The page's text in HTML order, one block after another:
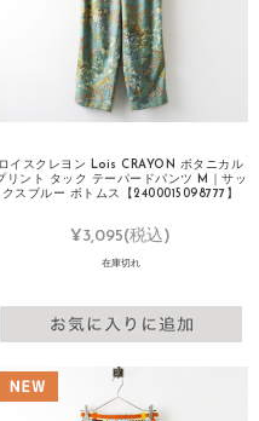
ロイスクレヨン Lois CRAYON ボタニカル
リント タック テーパードパンツ M｜サッ
クスブルー ボトムス【2400015098777】
¥3,095(税込)
在庫切れ